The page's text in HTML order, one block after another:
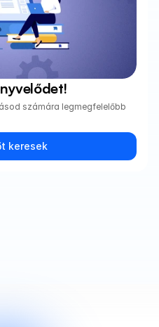
számára legmegfelelőbb
keresek